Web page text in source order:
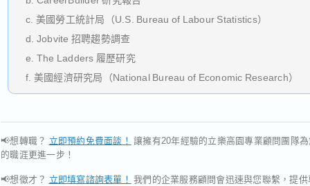
c. 美國勞工統計局（U.S. Bureau of Labour Statistics）
d. Jobvite 招聘趨勢調查
e. The Ladders 履歷研究
f. 美國經濟研究局（National Bureau of Economic Research）
📢想轉職？ 立即預約免費面談！ 讓擁有20年經驗的立樂高園專業顧問團隊
的職涯更進一步！
📢想徵才？ 立即填寫諮詢表單！ 我們的企業服務顧問會迅速與您聯繫，提